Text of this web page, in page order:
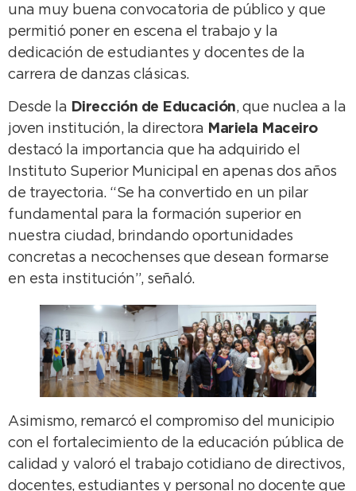
una muy buena convocatoria de público y que
permitió poner en escena el trabajo y la
dedicación de estudiantes y docentes de la
carrera de danzas clásicas.
Desde la Dirección de Educación, que nuclea a la
joven institución, la directora
Mariela Maceiro
destacó la importancia que ha adquirido el
Instituto Superior Municipal en apenas dos años
de trayectoria. “Se ha convertido en un pilar
fundamental para la formación superior en
nuestra ciudad, brindando oportunidades
concretas a necochenses que desean formarse
en esta institución”, señaló.
Asimismo, remarcó el compromiso del municipio
con el fortalecimiento de la educación pública de
calidad y valoró el trabajo cotidiano de directivos,
docentes, estudiantes y personal no docente que